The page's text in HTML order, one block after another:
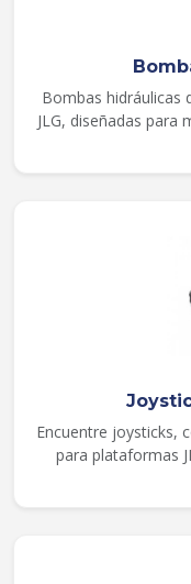
Bombas hidráulicas
JLG, diseñadas
Encuentre joysticks,
para plataformas